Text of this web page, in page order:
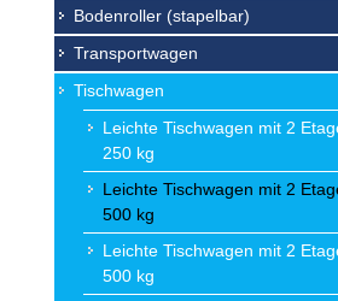
Bodenroller (stapelbar)
Transportwagen
Tischwagen
Leichte Tischwagen mit 2
250 kg
Leichte Tischwagen mit 2
500 kg
Leichte Tischwagen mit 2
500 kg